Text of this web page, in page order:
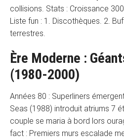
collisions. Stats : Croissance
Liste fun : 1. Discothèques. 2.
terrestres.
Ère Moderne :
(1980-2000)
Années 80 : Superliners
Seas (1988) introduit atriums 7
couple se maria à bord lors
fact : Premiers murs escalade